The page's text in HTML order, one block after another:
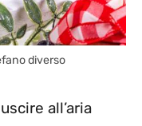
diverso
all’aria